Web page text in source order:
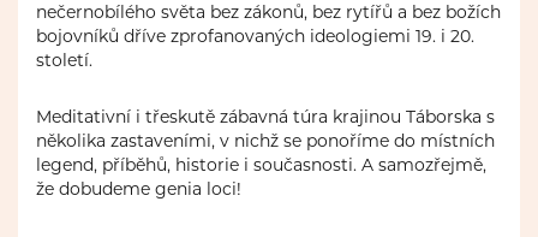
nečernobílého světa bez zákonů, bez rytířů a bez božích
bojovníků dříve zprofanovaných ideologiemi 19. i 20.
století.
Meditativní i třeskutě zábavná túra krajinou Táborska s
několika zastaveními, v nichž se ponoříme do místních
legend, příběhů, historie i současnosti. A samozřejmě,
že dobudeme genia loci!